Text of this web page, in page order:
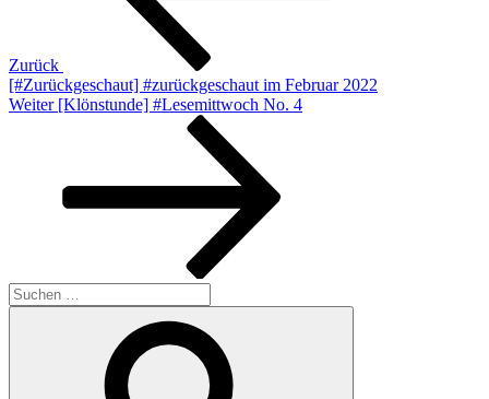
Zurück
[#Zurückgeschaut] #zurückgeschaut im Februar 2022
Nächster
Weiter [Klönstunde] #Lesemittwoch No. 4
Suche
nach: